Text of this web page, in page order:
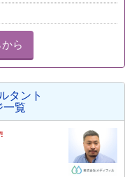
ら
タント
一覧